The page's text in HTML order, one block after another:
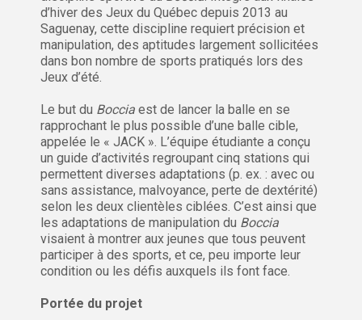
d’hiver des Jeux du Québec depuis 2013 au
Saguenay, cette discipline requiert précision et
manipulation, des aptitudes largement sollicitées
dans bon nombre de sports pratiqués lors des
Jeux d’été.
Le but du Boccia est de lancer la balle en se
rapprochant le plus possible d’une balle cible,
appelée le « JACK ». L’équipe étudiante a conçu
un guide d’activités regroupant cinq stations qui
permettent diverses adaptations (p. ex. : avec ou
sans assistance, malvoyance, perte de dextérité)
selon les deux clientèles ciblées. C’est ainsi que
les adaptations de manipulation du Boccia
visaient à montrer aux jeunes que tous peuvent
participer à des sports, et ce, peu importe leur
condition ou les défis auxquels ils font face.
Portée du projet